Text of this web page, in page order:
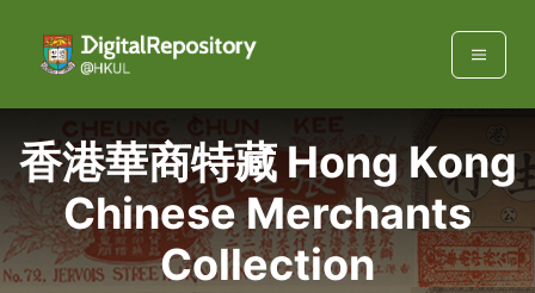
香港華商特藏 Hong Kong
Chinese Merchants
Collection